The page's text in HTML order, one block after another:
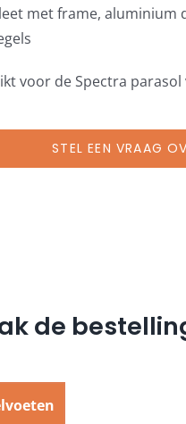
met frame, aluminium
voor de Spectra
STEL EEN VRAAG
de